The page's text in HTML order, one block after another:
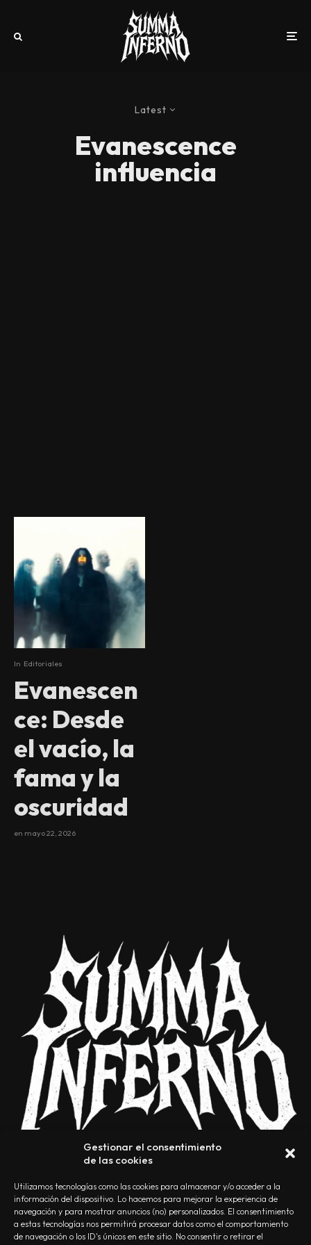
Gestionar el consentimiento
de las cookies
Utilizamos tecnologías como las cookies para almacenar y/o acceder a la
información del dispositivo. Lo hacemos para mejorar la experiencia de
navegación y para mostrar anuncios (no) personalizados. El consentimiento
a estas tecnologías nos permitirá procesar datos como el comportamiento
de navegación o los ID's únicos en este sitio. No consentir o retirar el
Latest
Evanescence
influencia
In Editoriales
Evanescen
ce: Desde
el vacío, la
fama y la
oscuridad
en mayo 22, 2026
NOSOTROS CONTACTO EDITORIAL POLÍTICA DE PRIVACIDAD